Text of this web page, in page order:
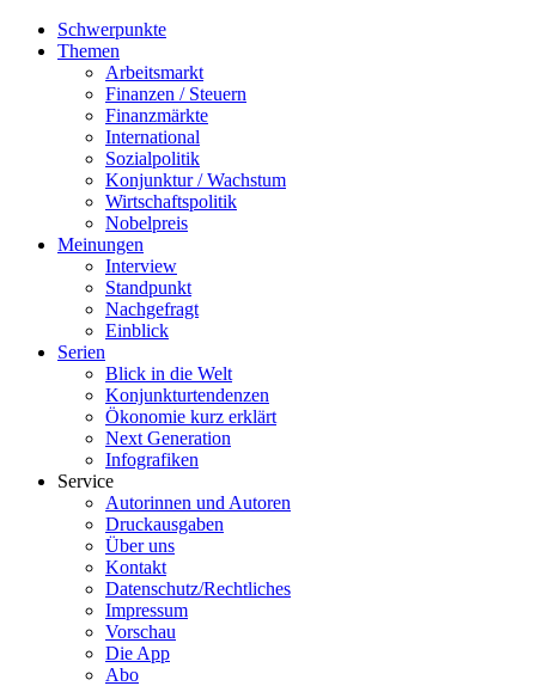
Schwerpunkte
Themen
Arbeitsmarkt
Finanzen / Steuern
Finanzmärkte
International
Sozialpolitik
Konjunktur / Wachstum
Wirtschaftspolitik
Nobelpreis
Meinungen
Interview
Standpunkt
Nachgefragt
Einblick
Serien
Blick in die Welt
Konjunkturtendenzen
Ökonomie kurz erklärt
Next Generation
Infografiken
Service
Autorinnen und Autoren
Druckausgaben
Über uns
Kontakt
Datenschutz/Rechtliches
Impressum
Vorschau
Die App
Abo